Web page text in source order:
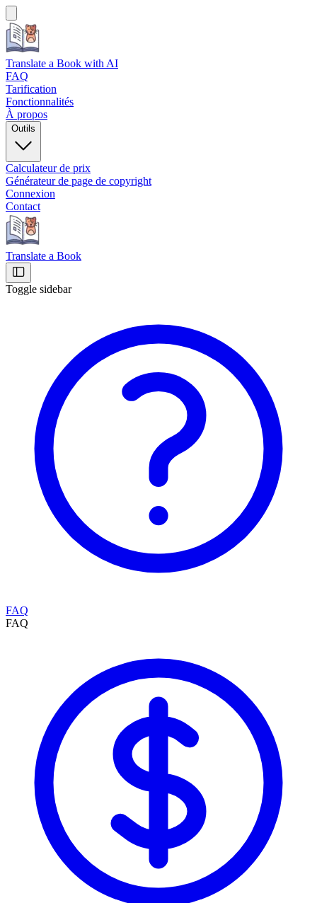
Translate a Book with AI
FAQ
Tarification
Fonctionnalités
À propos
Outils
Calculateur de prix
Générateur de page de copyright
Connexion
Contact
Translate a Book
Toggle sidebar
FAQ
FAQ